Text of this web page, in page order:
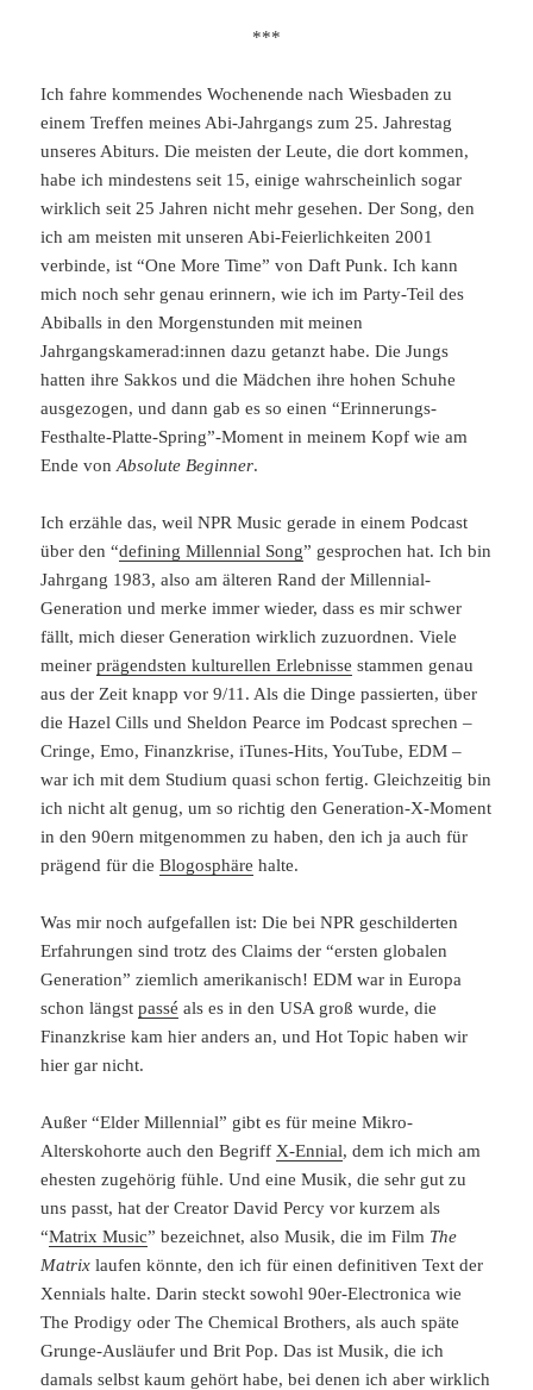
***
Ich fahre kommendes Wochenende nach Wiesbaden zu
einem Treffen meines Abi-Jahrgangs zum 25. Jahrestag
unseres Abiturs. Die meisten der Leute, die dort kommen,
habe ich mindestens seit 15, einige wahrscheinlich sogar
wirklich seit 25 Jahren nicht mehr gesehen. Der Song, den
ich am meisten mit unseren Abi-Feierlichkeiten 2001
verbinde, ist “One More Time” von Daft Punk. Ich kann
mich noch sehr genau erinnern, wie ich im Party-Teil des
Abiballs in den Morgenstunden mit meinen
Jahrgangskamerad:innen dazu getanzt habe. Die Jungs
hatten ihre Sakkos und die Mädchen ihre hohen Schuhe
ausgezogen, und dann gab es so einen “Erinnerungs-
Festhalte-Platte-Spring”-Moment in meinem Kopf wie am
Ende vonAbsolute Beginner.
Ich erzähle das, weil NPR Music gerade in einem Podcast
über den “defining Millennial Song” gesprochen hat. Ich bin
Jahrgang 1983, also am älteren Rand der Millennial-
Generation und merke immer wieder, dass es mir schwer
fällt, mich dieser Generation wirklich zuzuordnen. Viele
meinerprägendsten kulturellen Erlebnisse stammen genau
aus der Zeit knapp vor 9/11. Als die Dinge passierten, über
die Hazel Cills und Sheldon Pearce im Podcast sprechen –
Cringe, Emo, Finanzkrise, iTunes-Hits, YouTube, EDM –
war ich mit dem Studium quasi schon fertig. Gleichzeitig bin
ich nicht alt genug, um so richtig den Generation-X-Moment
in den 90ern mitgenommen zu haben, den ich ja auch für
prägend für dieBlogosphäre halte.
Was mir noch aufgefallen ist: Die bei NPR geschilderten
Erfahrungen sind trotz des Claims der “ersten globalen
Generation” ziemlich amerikanisch! EDM war in Europa
schon längstpassé als es in den USA groß wurde, die
Finanzkrise kam hier anders an, und Hot Topic haben wir
hier gar nicht.
Außer “Elder Millennial” gibt es für meine Mikro-
Alterskohorte auch den Begriff X-Ennial, dem ich mich am
ehesten zugehörig fühle. Und eine Musik, die sehr gut zu
uns passt, hat der Creator David Percy vor kurzem als
“Matrix Music” bezeichnet, also Musik, die im Film The
Matrix laufen könnte, den ich für einen definitiven Text der
Xennials halte. Darin steckt sowohl 90er-Electronica wie
The Prodigy oder The Chemical Brothers, als auch späte
Grunge-Ausläufer und Brit Pop. Das ist Musik, die ich
damals selbst kaum gehört habe, bei denen ich aber wirklich